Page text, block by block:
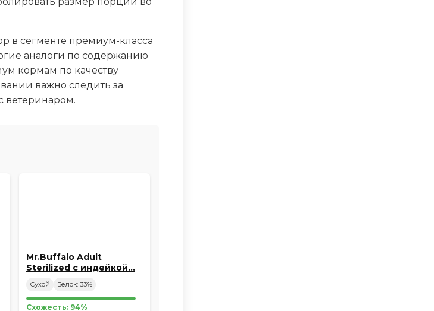
в сегменте премиум-класса
аналоги по содержанию
кормам по качеству
важно следить за
ветеринаром.
Mr.Buffalo Adult
Sterilized с индейкой…
Сухой Белок: 33%
Схожесть: 94%